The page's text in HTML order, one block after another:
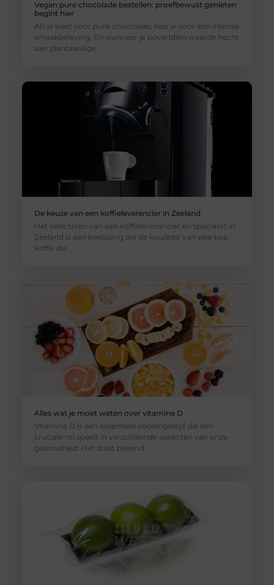
Vegan pure chocolade bestellen: proefbewust genieten
begint hier
Als je kiest voor pure chocolade, kies je voor een intense
smaakbeleving. En wanneer je bovendien waarde hecht
aan plantaardige
De keuze van een koffieleverancier in Zeeland
Het selecteren van een koffieleverancier en specialist in
Zeeland is een beslissing die de kwaliteit van elke kop
koffie die
Alles wat je moet weten over vitamine D
Vitamine D is een essentiële voedingsstof die een
cruciale rol speelt in verschillende aspecten van onze
gezondheid. Het staat bekend